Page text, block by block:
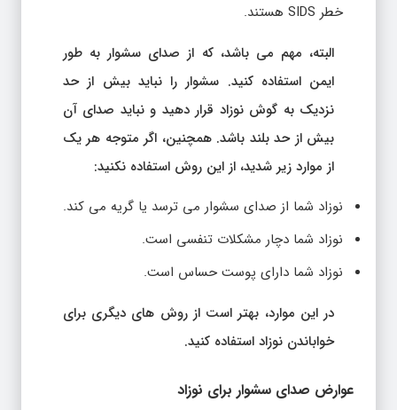
خطر SIDS هستند.
البته، مهم می باشد، که از صدای سشوار به طور
ایمن استفاده کنید. سشوار را نباید بیش از حد
نزدیک به گوش نوزاد قرار دهید و نباید صدای آن
بیش از حد بلند باشد. همچنین، اگر متوجه هر یک
از موارد زیر شدید، از این روش استفاده نکنید:
نوزاد شما از صدای سشوار می ترسد یا گریه می کند.
نوزاد شما دچار مشکلات تنفسی است.
نوزاد شما دارای پوست حساس است.
در این موارد، بهتر است از روش های دیگری برای
خواباندن نوزاد استفاده کنید.
عوارض صدای سشوار برای نوزاد